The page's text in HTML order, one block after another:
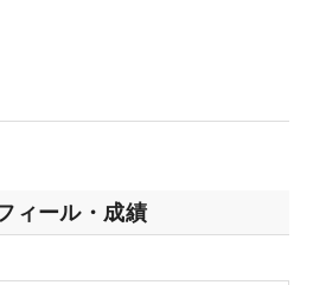
ィール・成績